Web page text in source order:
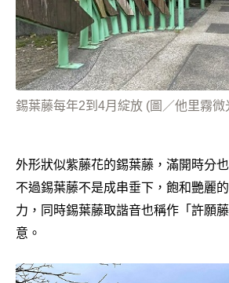
錫葉藤每年2到4月綻放 (圖／他里霧微
外形狀似紫藤花的錫葉藤，滿開時分
不過錫葉藤不是成串垂下，飽和艷麗
力，同時錫葉藤取諧音也稱作「許願
意。